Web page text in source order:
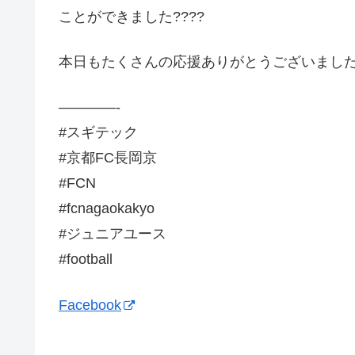
ことができました????
本日もたくさんの応援ありがとうございまし
————-
#スギテック
#京都FC長岡京
#FCN
#fcnagaokakyo
#ジュニアユース
#football
Facebook